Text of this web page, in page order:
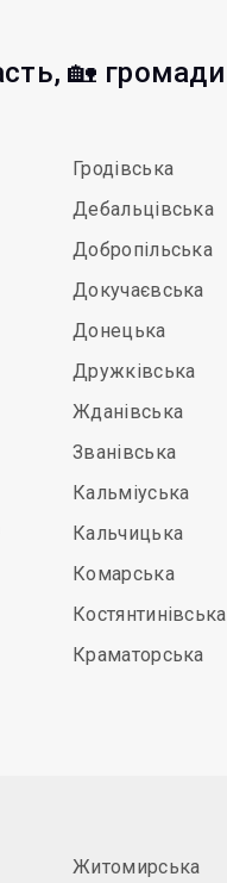
🏡 громади
Гродівська
Дебальцівська
Добропільська
Докучаєвська
Донецька
Дружківська
Жданівська
Званівська
Кальміуська
Кальчицька
Комарська
Костянтинівська
Краматорська
Житомирська